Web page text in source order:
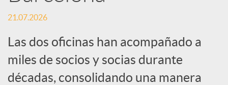
d
o
21.07.2026
Las dos oficinas han acompañado a
miles de socios y socias durante
décadas, consolidando una manera